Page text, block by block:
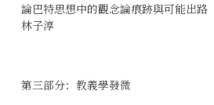
論巴特思想中的觀念論痕跡與可能出路
林子淳
第三部分：教義學發微